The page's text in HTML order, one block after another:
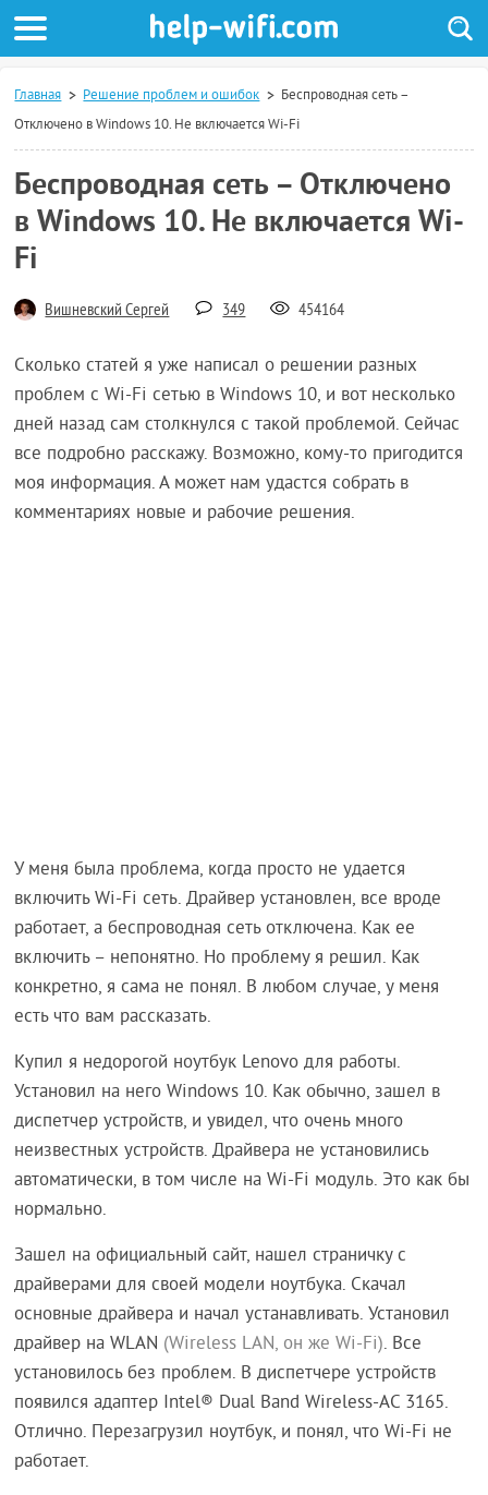
Главная Решение проблем и ошибок
Беспроводная сеть –
Отключено в Windows 10. Не включается Wi-Fi
Беспроводная сеть – Отключено
в Windows 10. Не включается Wi-
Fi
Вишневский Сергей 349 454164
Сколько статей я уже написал о решении разных
проблем с Wi-Fi сетью в Windows 10, и вот несколько
дней назад сам столкнулся с такой проблемой. Сейчас
все подробно расскажу. Возможно, кому-то пригодится
моя информация. А может нам удастся собрать в
комментариях новые и рабочие решения.
У меня была проблема, когда просто не удается
включить Wi-Fi сеть. Драйвер установлен, все вроде
работает, а беспроводная сеть отключена. Как ее
включить – непонятно. Но проблему я решил. Как
конкретно, я сама не понял. В любом случае, у меня
есть что вам рассказать.
Купил я недорогой ноутбук Lenovo для работы.
Установил на него Windows 10. Как обычно, зашел в
диспетчер устройств, и увидел, что очень много
неизвестных устройств. Драйвера не установились
автоматически, в том числе на Wi-Fi модуль. Это как бы
нормально.
Зашел на официальный сайт, нашел страничку с
драйверами для своей модели ноутбука. Скачал
основные драйвера и начал устанавливать. Установил
драйвер на WLAN (Wireless LAN, он же Wi-Fi). Все
установилось без проблем. В диспетчере устройств
появился адаптер Intel® Dual Band Wireless-AC 3165.
Отлично. Перезагрузил ноутбук, и понял, что Wi-Fi не
работает.